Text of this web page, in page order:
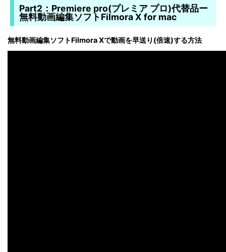
Part2：Premiere pro(プレミア プロ)代替品ー
無料動画編集ソフトFilmora X for mac
無料動画編集ソフトFilmora Xで動画を早送り(倍速)する方法